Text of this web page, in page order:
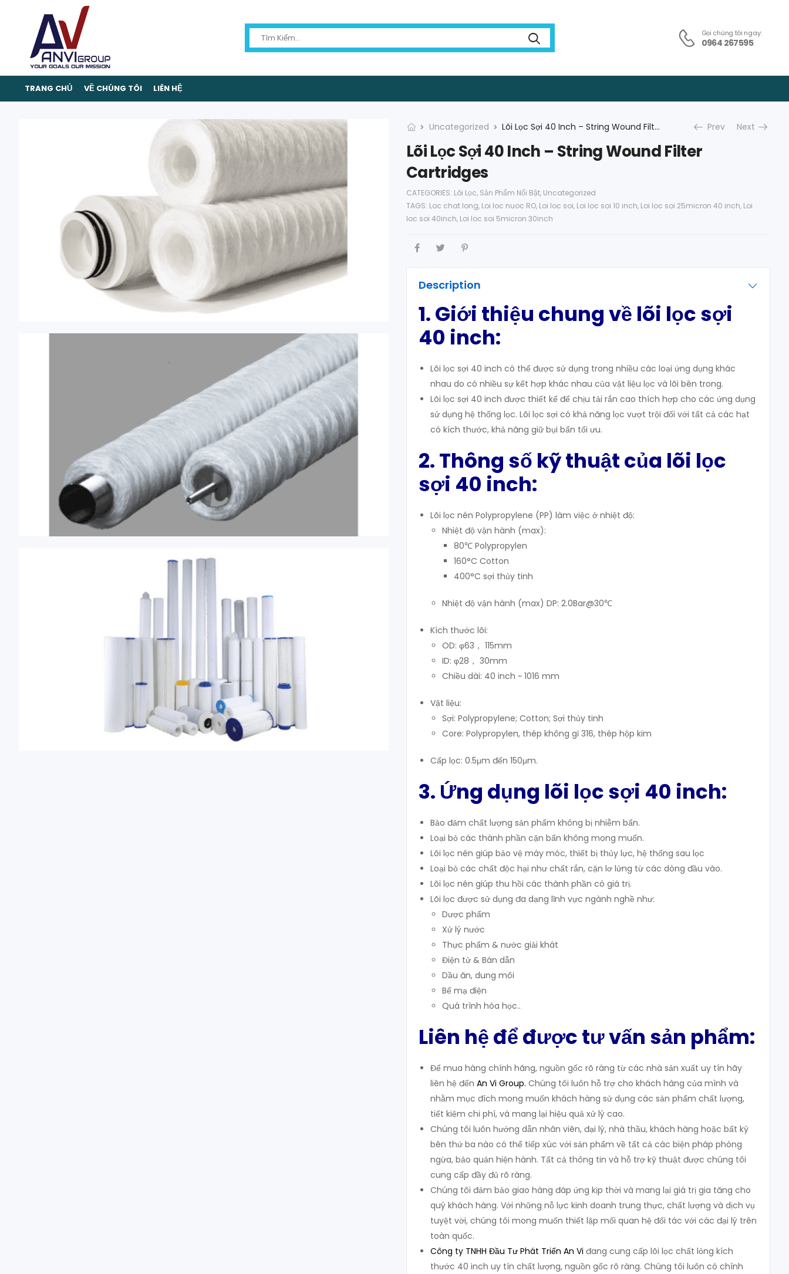
Gọi chúng tôi ngay:
0964 267595
TRANG CHỦ VỀ CHÚNG TÔI LIÊN HỆ
Uncategorized Lõi Lọc Sợi 40 Inch – String Wound Filter Cartridges Prev Next
Lõi Lọc Sợi 40 Inch – String Wound Filter
Cartridges
CATEGORIES: Lõi Lọc, Sản Phẩm Nổi Bật, Uncategorized
TAGS: Loc chat long, Loi loc nuoc RO, Loi loc soi, Loi loc soi 10 inch, Loi loc soi 25micron 40 inch, Loi
loc soi 40inch, Loi loc soi 5micron 30inch
Description
1. Giới thiệu chung về lõi lọc sợi
40 inch:
Lõi lọc sợi 40 inch có thể được sử dụng trong nhiều các loại ứng dụng khác
nhau do có nhiều sự kết hợp khác nhau của vật liệu lọc và lõi bên trong.
Lõi lọc sợi 40 inch được thiết kế để chịu tải rắn cao thích hợp cho các ứng dụng
sử dụng hệ thống lọc. Lõi lọc sợi có khả năng lọc vượt trội đối với tất cả các hạt
có kích thước, khả năng giữ bụi bẩn tối ưu.
2. Thông số kỹ thuật của lõi lọc
sợi 40 inch:
Lõi lọc nén Polypropylene (PP) làm việc ở nhiệt độ:
Nhiệt độ vận hành (max):
80℃ Polypropylen
160°C Cotton
400°C sợi thủy tinh
Nhiệt độ vận hành (max) DP: 2.0Bar@30℃
Kích thước lõi:
OD: φ63， 115mm
ID: φ28， 30mm
Chiều dài: 40 inch ~ 1016 mm
Vật liệu:
Sợi: Polypropylene; Cotton; Sợi thủy tinh
Core: Polypropylen, thép không gỉ 316, thép hộp kim
Cấp lọc: 0.5μm đến 150μm.
3. Ứng dụng lõi lọc sợi 40 inch:
Bảo đảm chất lượng sản phẩm không bị nhiễm bẩn.
Loại bỏ các thành phần cặn bẩn không mong muốn.
Lõi lọc nén giúp bảo vệ máy móc, thiết bị thủy lực, hệ thống sau lọc
Loại bỏ các chất độc hại như chất rắn, cặn lơ lửng từ các dòng đầu vào.
Lõi lọc nén giúp thu hồi các thành phần có giá trị.
Lõi lọc được sử dụng đa dạng lĩnh vực ngành nghề như:
Dược phẩm
Xử lý nước
Thực phẩm & nước giải khát
Điện tử & Bán dẫn
Dầu ăn, dung môi
Bể mạ điện
Quá trình hóa học..
Liên hệ để được tư vấn sản phẩm:
Để mua hàng chính hãng, nguồn gốc rõ ràng từ các nhà sản xuất uy tín hãy
liên hệ đến An Vi Group. Chúng tôi luôn hỗ trợ cho khách hàng của mình và
nhằm mục đích mong muốn khách hàng sử dụng các sản phẩm chất lượng,
tiết kiệm chi phí, và mang lại hiệu quả xử lý cao.
Chúng tôi luôn hướng dẫn nhân viên, đại lý, nhà thầu, khách hàng hoặc bất kỳ
bên thứ ba nào có thể tiếp xúc với sản phẩm về tất cả các biện pháp phòng
ngừa, bảo quản hiện hành. Tất cả thông tin và hỗ trợ kỹ thuật được chúng tôi
cung cấp đầy đủ rõ ràng.
Chúng tôi đảm bảo giao hàng đáp ứng kịp thời và mang lại giá trị gia tăng cho
quý khách hàng. Với những nỗ lực kinh doanh trung thực, chất lượng và dịch vụ
tuyệt vời, chúng tôi mong muốn thiết lập mối quan hệ đối tác với các đại lý trên
toàn quốc.
Công ty TNHH Đầu Tư Phát Triển An Vi đang cung cấp lõi lọc chất lỏng kích
thước 40 inch uy tín chất lượng, nguồn gốc rõ ràng. Chúng tôi luôn có chính